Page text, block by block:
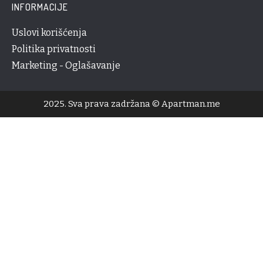
INFORMACIJE
Uslovi korišćenja
Politika privatnosti
Marketing - Oglašavanje
2025. Sva prava zadržana © Apartman.me